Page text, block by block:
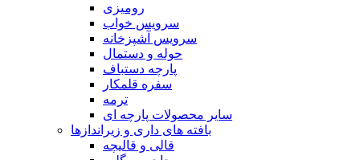
رومیزی
سرویس خواب
سرویس آشپزخانه
حوله و دستمال
پارچه دستباف
سفره قلمکار
ترمه
سایر محصولات پارچه ای
بافته های داری و زیراندازها
قالی و قالیچه